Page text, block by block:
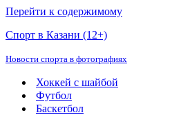
Перейти к содержимому
Спорт в Казани (12+)
Новости спорта в фотографиях
Хоккей с шайбой
Футбол
Баскетбол